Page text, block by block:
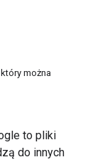
można
to pliki
do innych